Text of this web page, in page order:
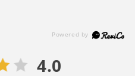
4.0